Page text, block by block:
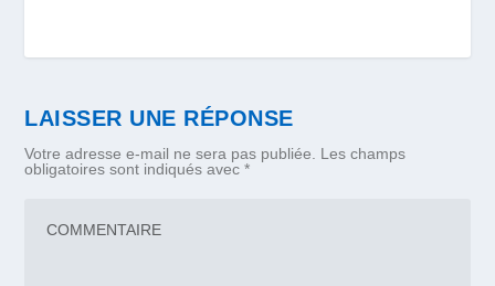
LAISSER UNE RÉPONSE
Votre adresse e-mail ne sera pas publiée.
Les champs
obligatoires sont indiqués avec*